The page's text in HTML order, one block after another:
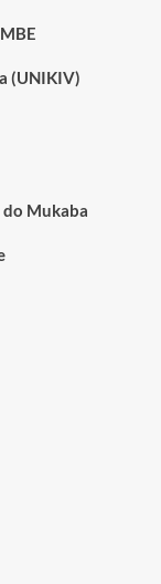
(UNIKIV)
do Mukaba